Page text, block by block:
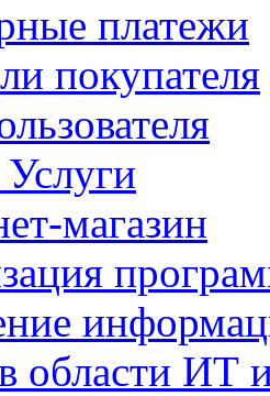
платежи
покупателя
магазин
области ИТ